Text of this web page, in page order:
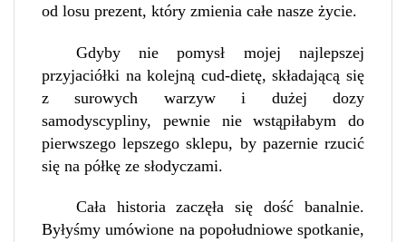
od losu prezent, który zmienia całe nasze życie.
Gdyby nie pomysł mojej najlepszej
przyjaciółki na kolejną cud-dietę, składającą się
z surowych warzyw i dużej dozy
samodyscypliny, pewnie nie wstąpiłabym do
pierwszego lepszego sklepu, by pazernie rzucić
się na półkę ze słodyczami.
Cała historia zaczęła się dość banalnie.
Byłyśmy umówione na popołudniowe spotkanie,